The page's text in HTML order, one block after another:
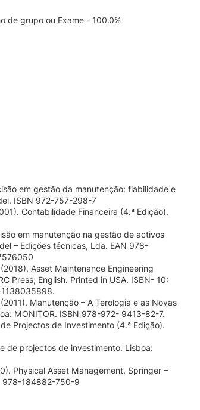
de grupo ou Exame - 100.0%
em gestão da manutenção: fiabilidade e
ISBN 972-757-298-7
Contabilidade Financeira (4.ª Edição).
em manutenção na gestão de activos
– Edições técnicas, Lda. EAN 978-
Asset Maintenance Engineering
Press; English. Printed in USA. ISBN- 10:
Manutenção – A Terologia e as Novas
MONITOR. ISBN 978-972- 9413-82-7.
Projectos de Investimento (4.ª Edição).
de projectos de investimento. Lisboa:
Physical Asset Management. Springer –
978-184882-750-9